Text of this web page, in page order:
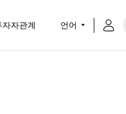
자자관계 언어